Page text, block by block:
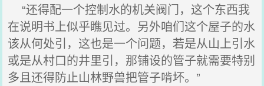
“还得配一个控制水的机关阀门，这个东西我
在说明书上似乎瞧见过。另外咱们这个屋子的水
该从何处引，这也是一个问题，若是从山上引水
或是从村口的井里引，那铺设的管子就需要特别
多且还得防止山林野兽把管子啃坏。”